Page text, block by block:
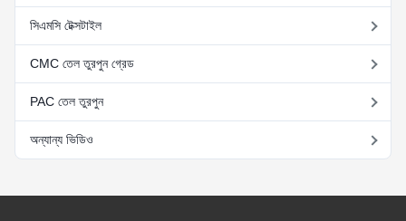
সিএমসি টেক্সটাইল
CMC তেল তুরপুন গ্রেড
PAC তেল তুরপুন
অন্যান্য ভিডিও